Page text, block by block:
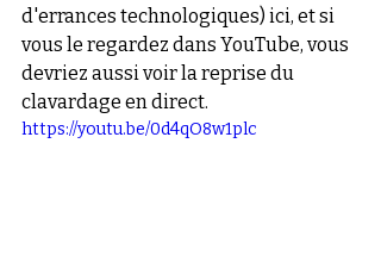
d'errances technologiques) ici, et si
vous le regardez dans YouTube, vous
devriez aussi voir la reprise du
clavardage en direct.
https://youtu.be/0d4qO8w1plc